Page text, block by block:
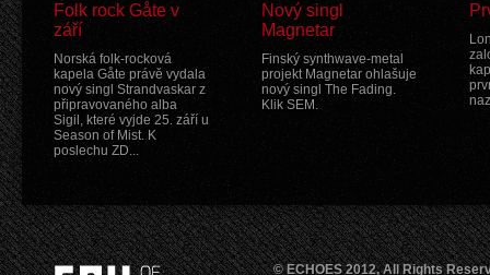
Folk rock Gåte v
září
Norská folk-rocková
kapela Gåte právě vydala
nový singl Strandvaskar z
připravovaného alba
Sigil, které vyjde 25. září u
Season of Mist. K
poslechu ZD...
Nový singl
Magnetar
Finský synthwave-metal
projekt Magnetar ohlašuje
nový singl The Fading.
Klik SEM.
© ECHOES 2012, All Rights